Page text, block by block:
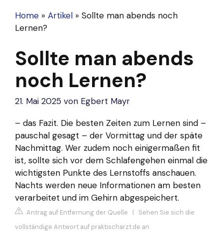
Home » Artikel » Sollte man abends noch
Lernen?
Sollte man abends
noch Lernen?
21. Mai 2025 von Egbert Mayr
– das Fazit. Die besten Zeiten zum Lernen sind –
pauschal gesagt – der Vormittag und der späte
Nachmittag. Wer zudem noch einigermaßen fit
ist, sollte sich vor dem Schlafengehen einmal die
wichtigsten Punkte des Lernstoffs anschauen.
Nachts werden neue Informationen am besten
verarbeitet und im Gehirn abgespeichert.
Antrag auf Entfernung der Quelle | Sehen Sie sich die
vollständige Antwort auf praktischarzt.de an